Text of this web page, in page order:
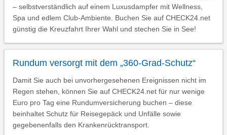
– selbstverständlich auf einem Luxusdampfer mit Wellness,
Spa und edlem Club-Ambiente. Buchen Sie auf CHECK24.net
günstig die Kreuzfahrt Ihrer Wahl und stechen Sie in See!
Rundum versorgt mit dem „360-Grad-Schutz“
Damit Sie auch bei unvorhergesehenen Ereignissen nicht im
Regen stehen, können Sie auf CHECK24.net für nur wenige
Euro pro Tag eine Rundumversicherung buchen – diese
beinhaltet Schutz für Reisegepäck und Unfälle sowie
gegebenenfalls den Krankenrücktransport.